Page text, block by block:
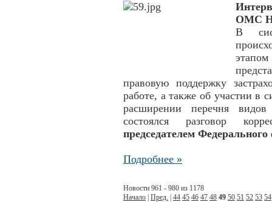
ОМС
В
правовую поддержку
работе, а также об участии в
расширении перечня видов
состоялся разговор
председателем
Подробнее »
Новости 961 - 980 из 1178
Начало Пред. 44 45 46 47 48 49 50 51 52 53 54